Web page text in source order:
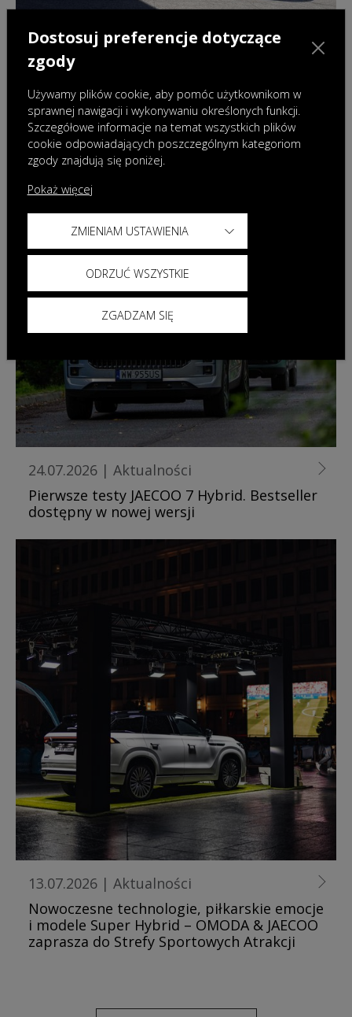
28.07.2026 |Aktualności
Nowa OMODA 9 Super Hybrid Exclusive
odsłonie
24.07.2026 | Aktualności
Pierwsze testy JAECOO 7 Hybrid. Bestseller
dostępny w nowej wersji
13.07.2026 | Aktualności
Nowoczesne technologie, piłkarskie emocje
i modele Super Hybrid – OMODA & JAECOO
zaprasza do Strefy Sportowych Atrakcji
Dostosuj preferencje dotyczące
zgody
Używamy plików cookie, aby pomóc użytkownikom w
sprawnej nawigacji i wykonywaniu określonych funkcji.
Szczegółowe informacje na temat wszystkich plików
cookie odpowiadających poszczególnym kategoriom
zgody znajdują się poniżej.
Pokaż więcej
ZMIENIAM USTAWIENIA
ODRZUĆ WSZYSTKIE
ZGADZAM SIĘ